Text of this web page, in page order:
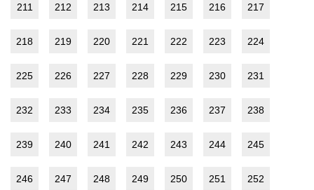
211 212 213 214 215 216 217
218 219 220 221 222 223 224
225 226 227 228 229 230 231
232 233 234 235 236 237 238
239 240 241 242 243 244 245
246 247 248 249 250 251 252